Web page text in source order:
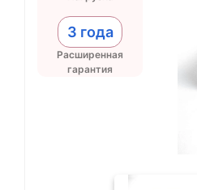
3 года
Расширенная
гарантия